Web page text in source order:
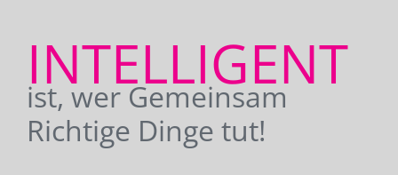
INTELLIGENT
ist, wer Gemeinsam
Richtige Dinge tut!